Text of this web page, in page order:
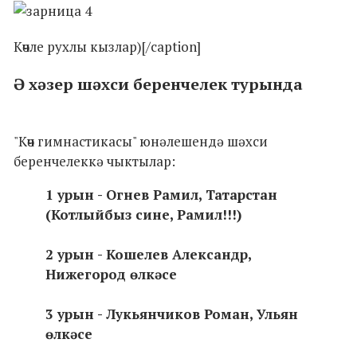
Көчле рухлы кызлар)[/caption]
Ә хәзер шәхси беренчелек турында
"Көч гимнастикасы" юнәлешендә шәхси
беренчелеккә чыктылар:
1 урын - Огнев Рамил, Татарстан
(Котлыйбыз сине, Рамил!!!)
2 урын - Кошелев Александр,
Нижегород өлкәсе
3 урын - Лукьянчиков Роман, Ульян
өлкәсе